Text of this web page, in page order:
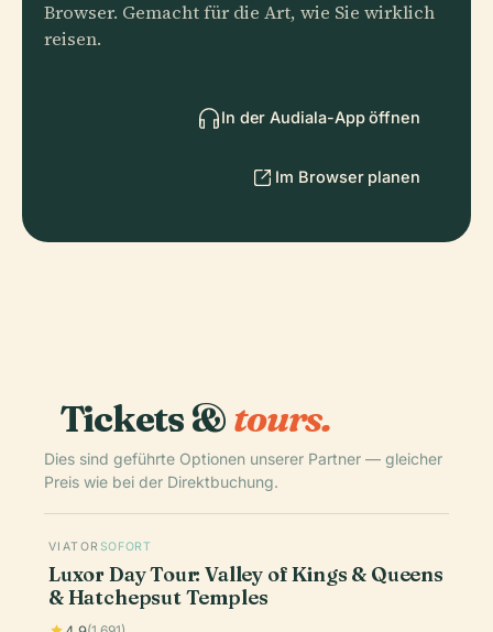
Browser. Gemacht für die Art, wie Sie wirklich
reisen.
In der Audiala-App öffnen
Im Browser planen
Tickets &tours.
Dies sind geführte Optionen unserer Partner — gleicher
Preis wie bei der Direktbuchung.
VIATOR SOFORT
Luxor Day Tour: Valley of Kings & Queens
& Hatchepsut Temples